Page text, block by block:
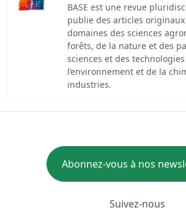
BASE est une revue
publie des articles
domaines des sciences
forêts, de la nature et des
sciences et des
l’environnement et de la
industries.
Abonnez-vous à nos
Suivez-nous